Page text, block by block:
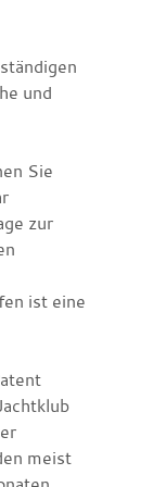
und
Sie
zur
ist eine
meist